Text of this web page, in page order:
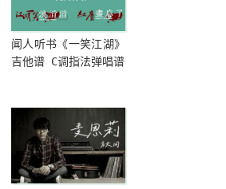
闻人听书《一笑江湖》
吉他谱 C调指法弹唱谱